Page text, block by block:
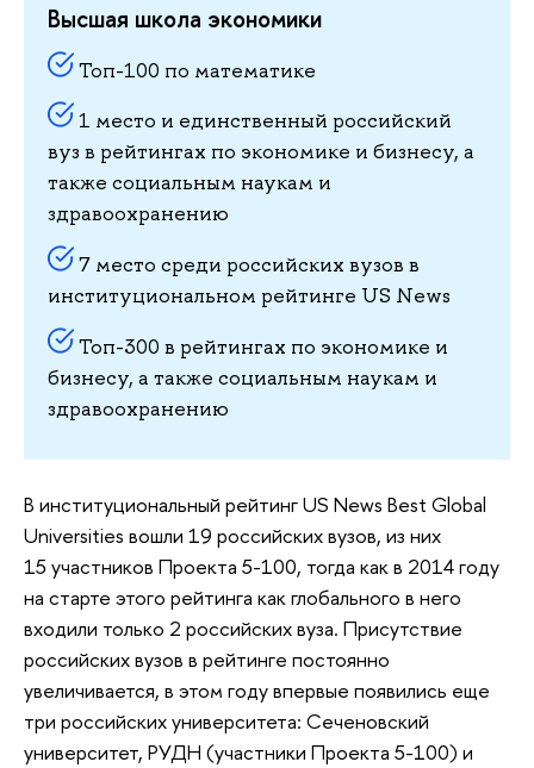
Высшая школа экономики
Топ-100 по математике
1 место и единственный российский
вуз в рейтингах по экономике и бизнесу, а
также социальным наукам и
здравоохранению
7 место среди российских вузов в
институциональном рейтинге US News
Топ-300 в рейтингах по экономике и
бизнесу, а также социальным наукам и
здравоохранению
В институциональный рейтинг US News Best Global
Universities вошли 19 российских вузов, из них
15 участников Проекта 5-100, тогда как в 2014 году
на старте этого рейтинга как глобального в него
входили только 2 российских вуза. Присутствие
российских вузов в рейтинге постоянно
увеличивается, в этом году впервые появились еще
три российских университета: Сеченовский
университет, РУДН (участники Проекта 5-100) и